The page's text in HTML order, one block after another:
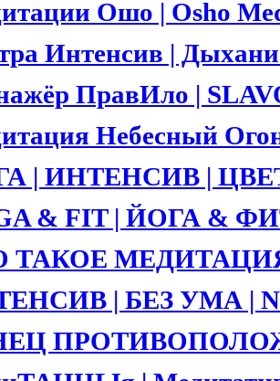
Ошо | Osho
Интенсив |
ПравИло |
Небесный
| ИНТЕНСИВ |
& FIT | ЙОГА &
ТАКОЕ
| БЕЗ УМА |